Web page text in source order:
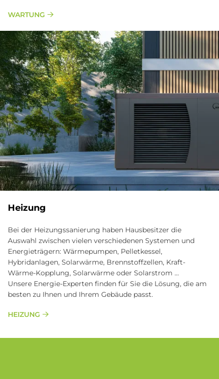
WARTUNG
Heizung
Bei der Heizungssanierung haben Hausbesitzer die
Auswahl zwischen vielen verschiedenen Systemen und
Energieträgern: Wärmepumpen, Pelletkessel,
Hybridanlagen, Solarwärme, Brennstoffzellen, Kraft-
Wärme-Kopplung, Solarwärme oder Solarstrom ...
Unsere Energie-Experten finden für Sie die Lösung, die am
besten zu Ihnen und Ihrem Gebäude passt.
HEIZUNG